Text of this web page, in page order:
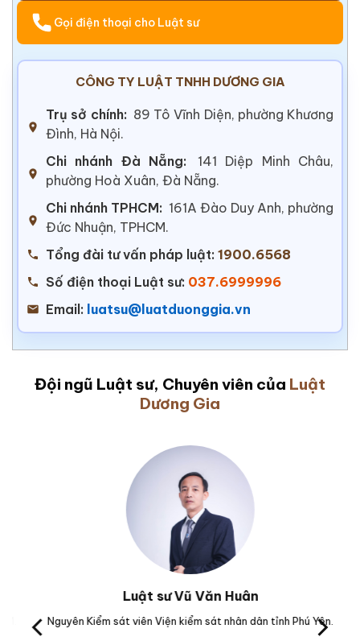
Gọi điện thoại cho Luật sư
CÔNG TY LUẬT TNHH DƯƠNG GIA
Trụ sở chính: 89 Tô Vĩnh Diện, phường Khương
Đình, Hà Nội.
Chi nhánh Đà Nẵng:
141 Diệp Minh Châu,
phường Hoà Xuân, Đà Nẵng.
Chi nhánh TPHCM: 161A Đào Duy Anh, phường
Đức Nhuận, TPHCM.
Tổng đài tư vấn pháp luật: 1900.6568
Số điện thoại Luật sư: 037.6999996
Email: luatsu@luatduonggia.vn
Đội ngũ Luật sư, Chuyên viên của Luật
Dương Gia
Luật sư Vũ Văn Huân
Nguyên Kiểm sát viên Viện kiểm sát nhân dân tỉnh Phú Yên.